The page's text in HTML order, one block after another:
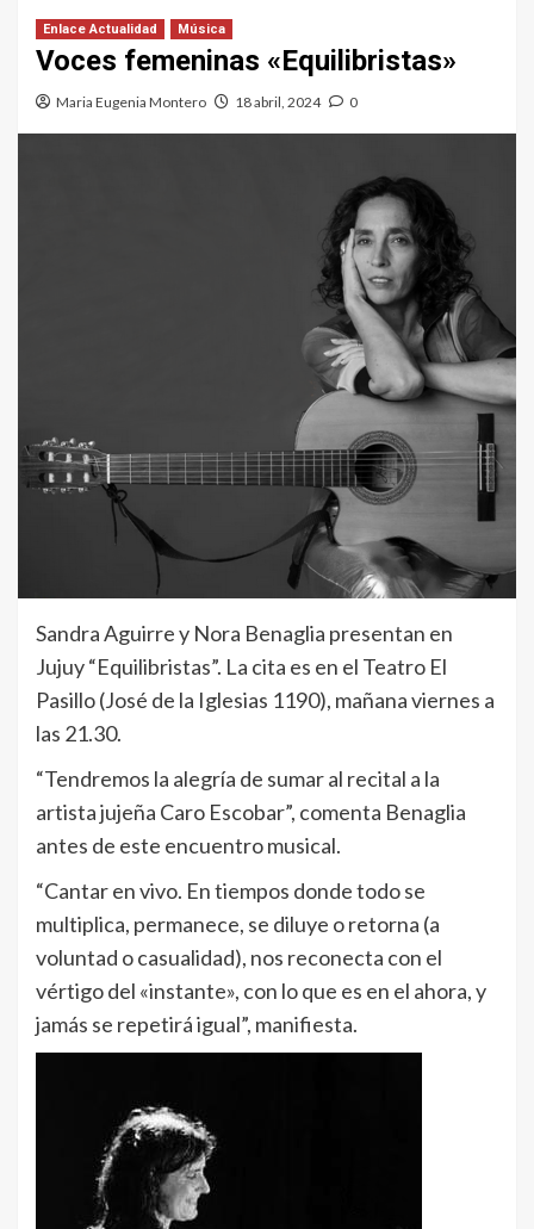
Enlace Actualidad Música
Voces femeninas «Equilibristas»
Maria Eugenia Montero 18 abril, 2024 0
Sandra Aguirre y Nora Benaglia presentan en
Jujuy “Equilibristas”. La cita es en el Teatro El
Pasillo (José de la Iglesias 1190), mañana viernes a
las 21.30.
“Tendremos la alegría de sumar al recital a la
artista jujeña Caro Escobar”, comenta Benaglia
antes de este encuentro musical.
“Cantar en vivo. En tiempos donde todo se
multiplica, permanece, se diluye o retorna (a
voluntad o casualidad), nos reconecta con el
vértigo del «instante», con lo que es en el ahora, y
jamás se repetirá igual”, manifiesta.